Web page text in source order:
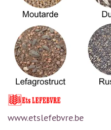
www.etslefebvre.be